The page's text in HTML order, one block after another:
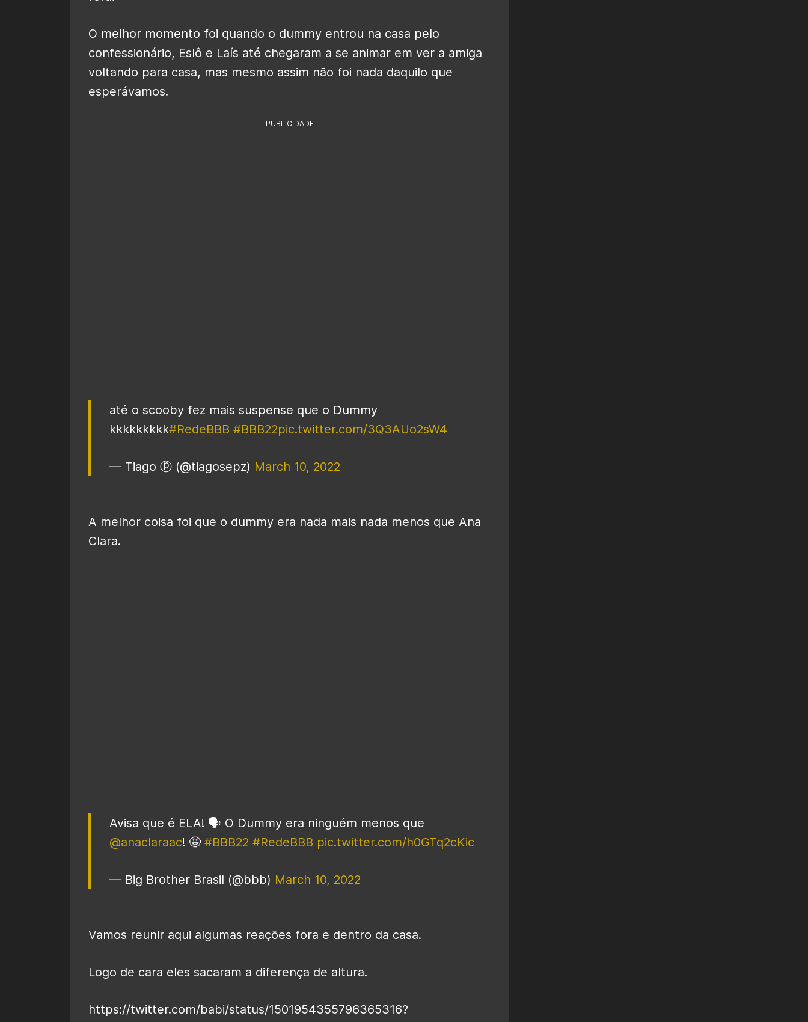
O melhor momento foi quando o dummy entrou na casa pelo
confessionário, Eslô e Laís até chegaram a se animar em ver a amiga
voltando para casa, mas mesmo assim não foi nada daquilo que
esperávamos.
PUBLICIDADE
até o scooby fez mais suspense que o Dummy
kkkkkkkkk#RedeBBB #BBB22pic.twitter.com/3Q3AUo2sW4
— Tiago ⓟ (@tiagosepz) March 10, 2022
A melhor coisa foi que o dummy era nada mais nada menos que Ana
Clara.
Avisa que é ELA! 🗣️ O Dummy era ninguém menos que
@anaclaraac! 🤩 #BBB22 #RedeBBB pic.twitter.com/h0GTq2cKic
— Big Brother Brasil (@bbb) March 10, 2022
Vamos reunir aqui algumas reações fora e dentro da casa.
Logo de cara eles sacaram a diferença de altura.
https://twitter.com/babi/status/1501954355796365316?